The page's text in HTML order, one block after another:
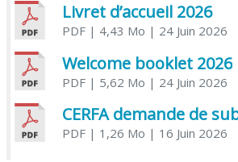
Livret d’accueil 2026
PDF| 4,43 Mo | 24 Juin 2026
Welcome booklet 2026
PDF| 5,62 Mo | 24 Juin 2026
PDF| 1,26 Mo | 16 Juin 2026